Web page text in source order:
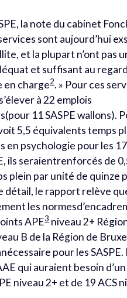
la note du cabinet
sont aujourd’hui
et la plupart n’ont pas
et suffisant au
en charge2. » Pour ces
à 22 emplois
11 SASPE wallons).
5,5 équivalents temps
en psychologie pour les
ils seraientrenforcés de
plein par unité de quinze
détail, le rapport relève
les
APE3 niveau 2+
B de la Région de
pour les
qui auraient besoin
niveau 2+ et de 19 ACS